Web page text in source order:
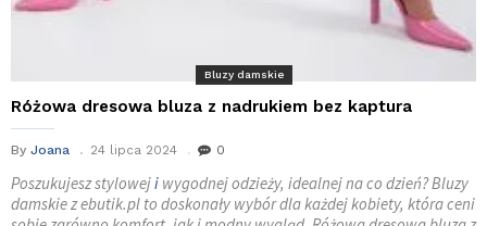
Bluzy damskie
Różowa dresowa bluza z nadrukiem bez kaptura
By Joana 24 lipca 2024 0
Poszukujesz styloweji wygodnej odzieży, idealnej na co dzień? Bluzy
damskie z ebutik.pl to doskonały wybór dla każdej kobiety, która ceni